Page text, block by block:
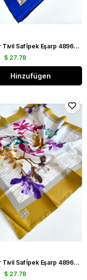
Levidor Tivil Saf İpek Eşarp 48962 Mavi Karışık Desen
$ 27.78
Hinzufügen
Levidor Tivil Saf İpek Eşarp 48969 Hardal Karışık Desen
$ 27.78